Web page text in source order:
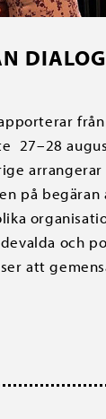
27–28
på begäran
och
att